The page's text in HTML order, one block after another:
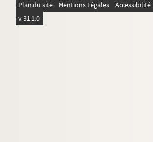
Plan du site Mentions Légales
v 31.1.0